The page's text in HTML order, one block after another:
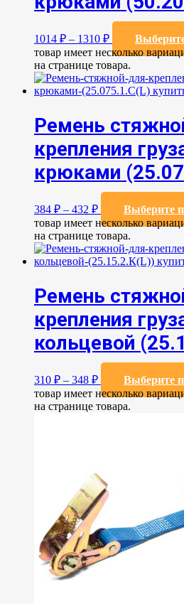
1014 ₽ – 1310 ₽
товар имеет несколько
на странице товара.
Ремень
крепления
крюками
384 ₽ – 432 ₽ Выберите
товар имеет несколько
на странице товара.
Ремень
крепления
кольцевой
310 ₽ – 348 ₽ Выберите
товар имеет несколько
на странице товара.